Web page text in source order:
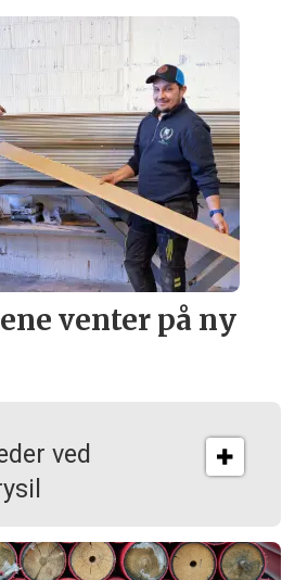
venter på ny
ved